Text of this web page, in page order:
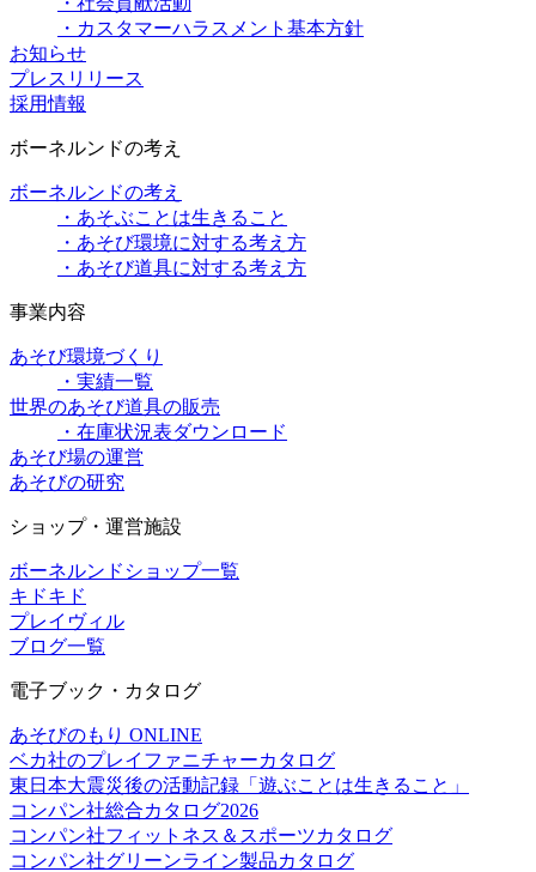
・カスタマーハラスメント基本方針
お知らせ
プレスリリース
採用情報
ボーネルンドの考え
ボーネルンドの考え
・あそぶことは生きること
・あそび環境に対する考え方
・あそび道具に対する考え方
事業内容
あそび環境づくり
・実績一覧
世界のあそび道具の販売
・在庫状況表ダウンロード
あそび場の運営
あそびの研究
ショップ・運営施設
ボーネルンドショップ一覧
キドキド
プレイヴィル
ブログ一覧
電子ブック・カタログ
あそびのもり ONLINE
ベカ社のプレイファニチャーカタログ
東日本大震災後の活動記録「遊ぶことは生きること」
コンパン社総合カタログ2026
コンパン社フィットネス＆スポーツカタログ
コンパン社グリーンライン製品カタログ